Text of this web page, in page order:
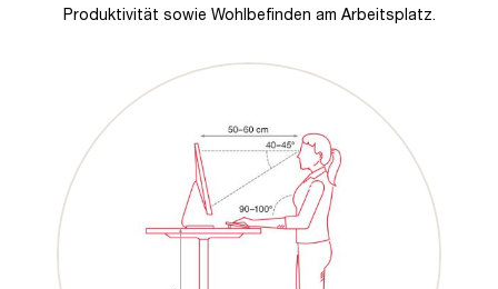
Produktivität sowie Wohlbefinden am Arbeitsplatz.